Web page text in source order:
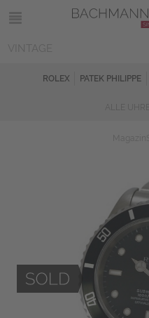
ROLEX PATEK PHILIPPE